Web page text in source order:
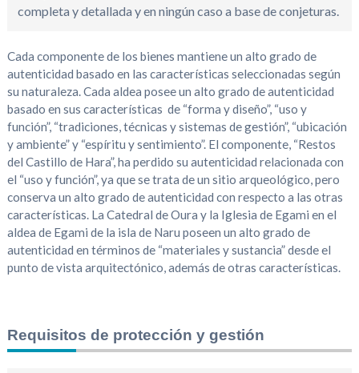
completa y detallada y en ningún caso a base de conjeturas.
Cada componente de los bienes mantiene un alto grado de
autenticidad basado en las características seleccionadas según
su naturaleza. Cada aldea posee un alto grado de autenticidad
basado en sus características de “forma y diseño”, “uso y
función”, “tradiciones, técnicas y sistemas de gestión”, “ubicación
y ambiente” y “espíritu y sentimiento”. El componente, “Restos
del Castillo de Hara”, ha perdido su autenticidad relacionada con
el “uso y función”, ya que se trata de un sitio arqueológico, pero
conserva un alto grado de autenticidad con respecto a las otras
características. La Catedral de Oura y la Iglesia de Egami en el
aldea de Egami de la isla de Naru poseen un alto grado de
autenticidad en términos de “materiales y sustancia” desde el
punto de vista arquitectónico, además de otras características.
Requisitos de protección y gestión